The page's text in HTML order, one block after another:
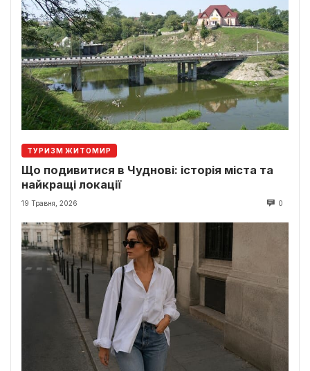
ТУРИЗМ ЖИТОМИР
Що подивитися в Чуднові: історія міста та
найкращі локації
19 Травня, 2026 0